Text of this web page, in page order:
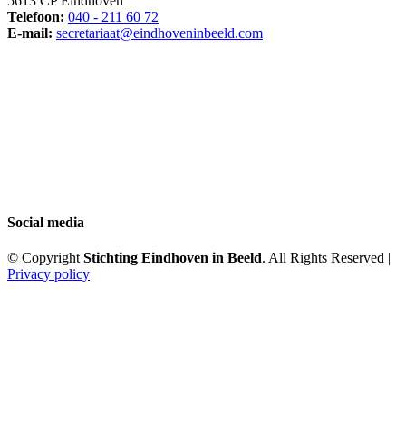
Telefoon: 040 - 211 60 72
E-mail: secretariaat@eindhoveninbeeld.com
Social media
© CopyrightStichting Eindhoven in Beeld. All Rights Reserved |
Privacy policy